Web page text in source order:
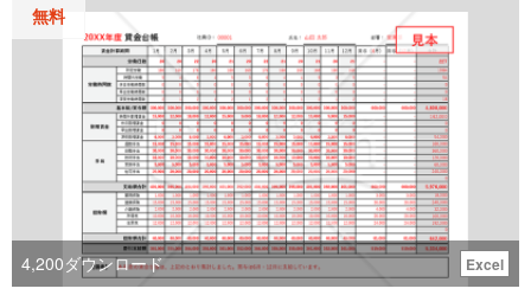
で、効率的な時間管理を可能にします。 ・タス
クの可視化：やるべきことを時間軸に沿って整
理することで、タスクの全体像を把握しやすく
します。 ・進捗管理：タスクの進捗状況を時間
軸上で確認することで、遅延や問題点を早期に
発見し、対策を講じることができます。 ・関係
者との共有：スケジュールを共有することで、
無料
4,200ダウンロード Excel